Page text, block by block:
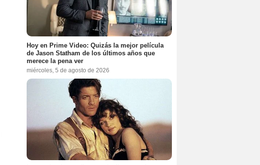
Hoy en Prime Video: Quizás la mejor película
de Jason Statham de los últimos años que
merece la pena ver
miércoles, 5 de agosto de 2026